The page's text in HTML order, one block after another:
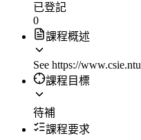
已登記
0
課程概述
See https://
課程目標
待補
課程要求